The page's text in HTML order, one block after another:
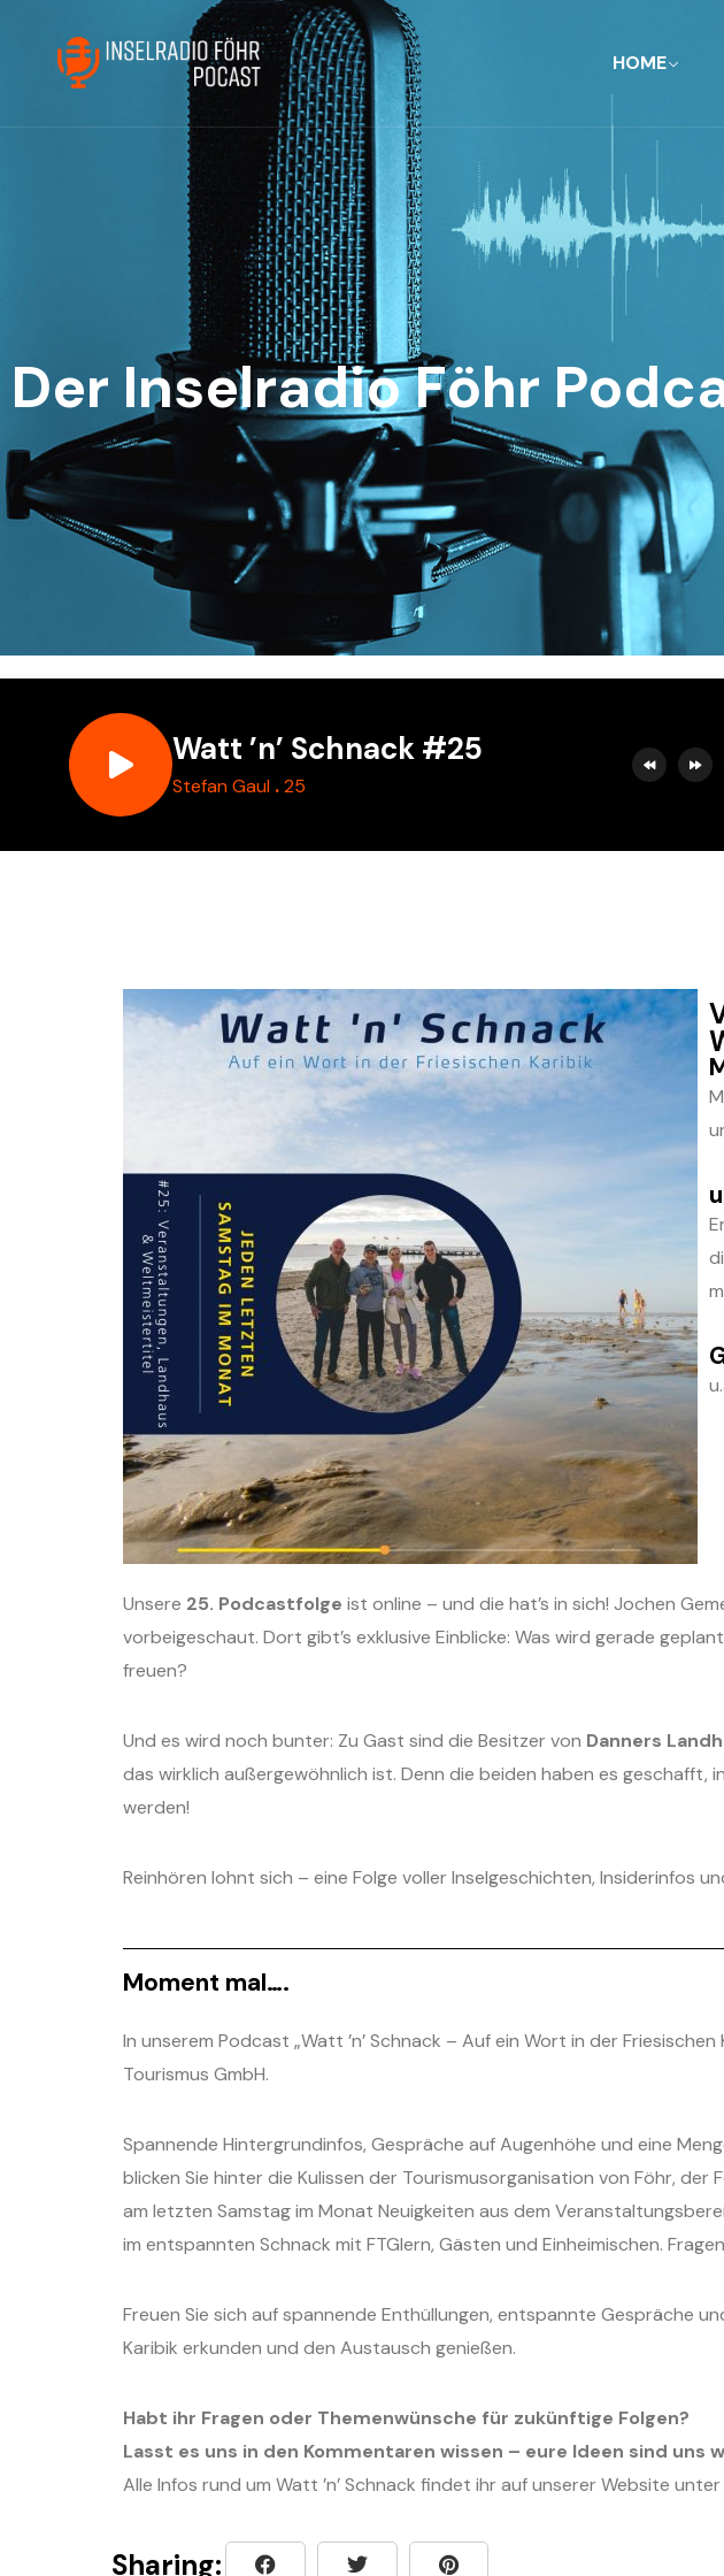
HOME
Watt ’n’ Schnack #25
Stefan Gaul .25
Unsere 25. Podcastfolge ist online – und die hat’s in sich! Jochen
vorbeigeschaut. Dort gibt’s exklusive Einblicke: Was wird gerade
freuen?
Und es wird noch bunter: Zu Gast sind die Besitzer von Danners
das wirklich außergewöhnlich ist. Denn die beiden haben es geschafft,
werden!
Reinhören lohnt sich – eine Folge voller Inselgeschichten, Insiderinfos
Moment mal….
In unserem Podcast „Watt ’n’ Schnack – Auf ein Wort in der
Tourismus GmbH.
Spannende Hintergrundinfos, Gespräche auf Augenhöhe und eine
blicken Sie hinter die Kulissen der Tourismusorganisation von Föhr, der
am letzten Samstag im Monat Neuigkeiten aus dem
im entspannten Schnack mit FTGlern, Gästen und Einheimischen.
Freuen Sie sich auf spannende Enthüllungen, entspannte Gespräche
Karibik erkunden und den Austausch genießen.
Habt ihr Fragen oder Themenwünsche für zukünftige Folgen?
Lasst es uns in den Kommentaren wissen – eure Ideen sind uns
Alle Infos rund um Watt ’n’ Schnack findet ihr auf unserer Website unter
Sharing: